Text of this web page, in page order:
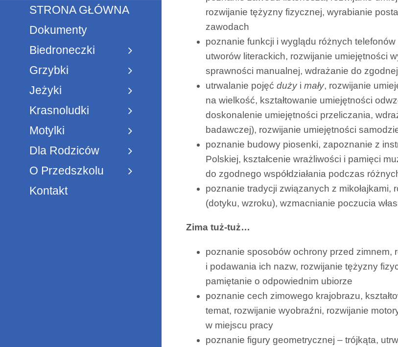
STRONA GŁÓWNA
Dokumenty
Biedroneczki
Grzybki
Jeżyki
Krasnoludki
Motylki
Dla Rodziców
O Przedszkolu
Kontakt
rozwijanie tężyzny fizycznej, wyrabianie
zawodach
poznanie funkcji i wyglądu różnych
utworów literackich, rozwijanie umiejętności
sprawności manualnej, wdrażanie do
utrwalanie pojęć dużyi mały, rozwijanie
na wielkość, kształtowanie umiejętności
doskonalenie umiejętności przeliczania,
badawczej), rozwijanie umiejętności
poznanie budowy piosenki, zapoznanie z
Polskiej, kształcenie wrażliwości i pamięci
do zgodnego współdziałania podczas
poznanie tradycji związanych z mikołajkami,
(dotyku, wzroku), wzmacnianie poczucia
Zima tuż-tuż…
poznanie sposobów ochrony przed
i podawania ich nazw, rozwijanie tężyzny
pamiętanie o odpowiednim ubiorze
poznanie cech zimowego krajobrazu,
temat, rozwijanie wyobraźni, rozwijanie
w miejscu pracy
poznanie figury geometrycznej – trójkąta,